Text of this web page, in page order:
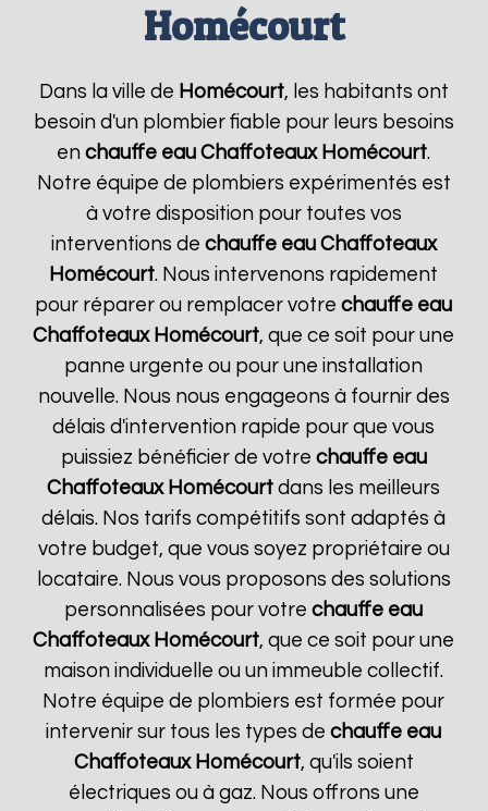
Homécourt
Dans la ville de Homécourt, les habitants ont
besoin d'un plombier fiable pour leurs besoins
enchauffe eau Chaffoteaux Homécourt.
Notre équipe de plombiers expérimentés est
à votre disposition pour toutes vos
interventions de chauffe eau Chaffoteaux
Homécourt. Nous intervenons rapidement
pour réparer ou remplacer votrechauffe eau
Chaffoteaux Homécourt, que ce soit pour une
panne urgente ou pour une installation
nouvelle. Nous nous engageons à fournir des
délais d'intervention rapide pour que vous
puissiez bénéficier de votre chauffe eau
Chaffoteaux Homécourt dans les meilleurs
délais. Nos tarifs compétitifs sont adaptés à
votre budget, que vous soyez propriétaire ou
locataire. Nous vous proposons des solutions
personnalisées pour votrechauffe eau
Chaffoteaux Homécourt, que ce soit pour une
maison individuelle ou un immeuble collectif.
Notre équipe de plombiers est formée pour
intervenir sur tous les types dechauffe eau
Chaffoteaux Homécourt, qu'ils soient
électriques ou à gaz. Nous offrons une